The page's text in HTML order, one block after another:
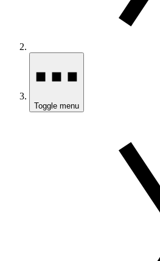
Toggle menu